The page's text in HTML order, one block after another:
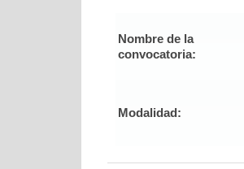
Nombre de la
convocatoria:
Modalidad: